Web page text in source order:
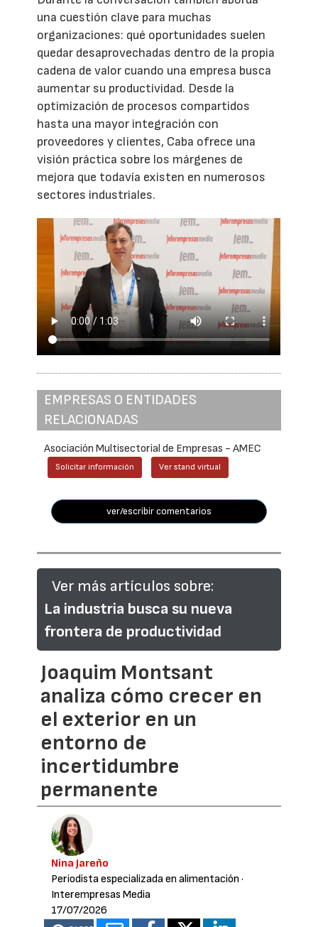
una cuestión clave para muchas
organizaciones: qué oportunidades suelen
quedar desaprovechadas dentro de la propia
cadena de valor cuando una empresa busca
aumentar su productividad. Desde la
optimización de procesos compartidos
hasta una mayor integración con
proveedores y clientes, Caba ofrece una
visión práctica sobre los márgenes de
mejora que todavía existen en numerosos
sectores industriales.
EMPRESAS O ENTIDADES
RELACIONADAS
Asociación Multisectorial de Empresas - AMEC
Solicitar información Ver stand virtual
ver/escribir comentarios
Ver más artículos sobre:
La industria busca su nueva
frontera de productividad
Joaquim Montsant
analiza cómo crecer en
el exterior en un
entorno de
incertidumbre
permanente
Nina Jareño
Periodista especializada en alimentación ·
Interempresas Media
17/07/2026